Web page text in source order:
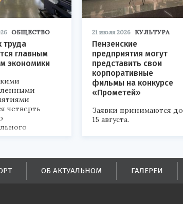
ОБЩЕСТВО
труда
главным
экономики
четверть
и
в
всех уровней.
21 июля 2026 КУЛЬТУРА
Пензенские
предприятия могут
представить свои
корпоративные
фильмы на конкурсе
«Прометей»
Заявки принимаются до
15 августа.
ОБ АКТУАЛЬНОМ ГАЛЕРЕИ